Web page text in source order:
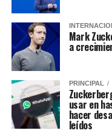
Mark
a
PRINCIPAL
usar en
hacer
leídos